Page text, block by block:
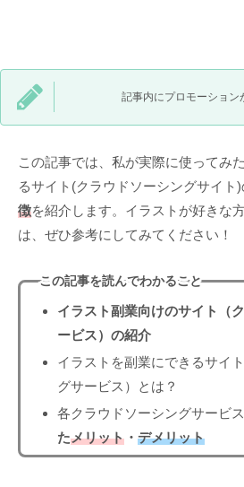
記事内にプロモーション
この記事では、私が実際に使ってみ
るサイト(クラウドソーシングサイト)
徴を紹介します。イラストが好きな
は、ぜひ参考にしてみてください！
この記事を読んでわかること
イラスト副業向けのサイト（
ービス）の紹介
イラストを副業にできるサイ
グサービス）とは？
各クラウドソーシングサービ
たメリット ・ デメリット